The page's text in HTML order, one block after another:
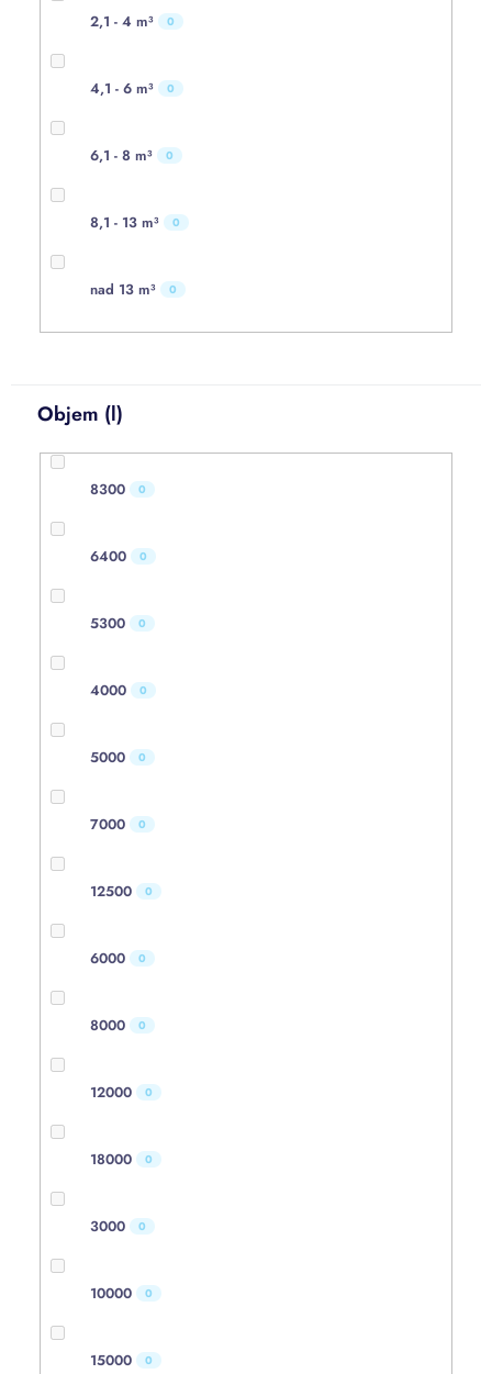
2,1 - 4 m³ 0
4,1 - 6 m³ 0
6,1 - 8 m³ 0
8,1 - 13 m³ 0
nad 13 m³ 0
Objem (l)
8300 0
6400 0
5300 0
4000 0
5000 0
7000 0
12500 0
6000 0
8000 0
12000 0
18000 0
3000 0
10000 0
15000 0